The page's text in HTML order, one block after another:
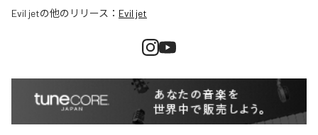
Evil jetの他のリリース： Evil jet